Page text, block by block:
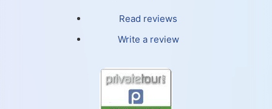
Read reviews
Write a review